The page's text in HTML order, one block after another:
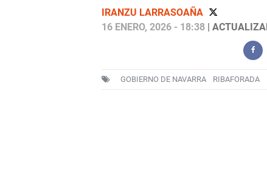
IRANZU LARRASOAÑA
16 ENERO, 2026 - 18:38|
GOBIERNO DE NAVARRA RIBAFORADA